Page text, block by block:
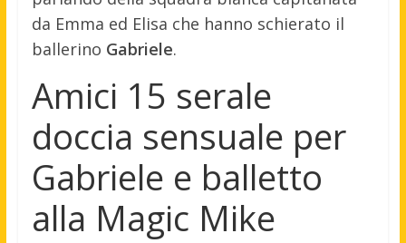
da Emma ed Elisa che hanno schierato il
ballerino Gabriele.
Amici 15 serale
doccia sensuale per
Gabriele e balletto
alla Magic Mike